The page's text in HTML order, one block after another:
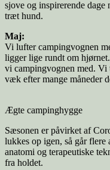
sjove og inspirerende dage
træt hund.
Maj:
Vi lufter campingvognen
ligger lige rundt om
vi campingvognen med.
væk efter mange måneder
Ægte campinghygge
Sæsonen er påvirket af
lukkes op igen, så går
anatomi og terapeutiske
fra holdet.